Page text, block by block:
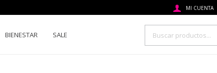
BIENESTAR SALE